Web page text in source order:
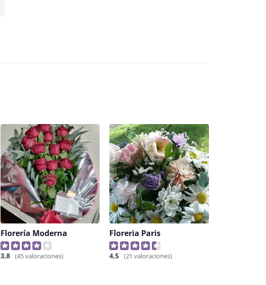
Florería Moderna
3,8 (45 valoraciones)
Floreria Paris
4,5 (21 valoraciones)